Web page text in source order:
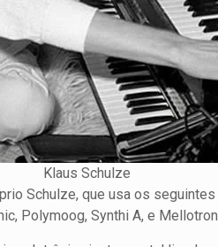
Klaus Schulze
Schulze, que usa os
Polymoog, Synthi A, e Mellotron.